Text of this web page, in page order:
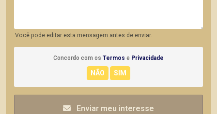
Você pode editar esta mensagem antes de enviar.
Concordo com os Termos e Privacidade
Enviar meu interesse